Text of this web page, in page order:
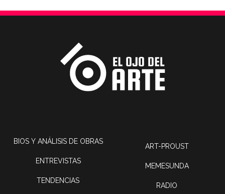
BIOS Y ANÁLISIS DE OBRAS
ENTREVISTAS
TENDENCIAS
ART-PROUST
MEMESUNDA
RADIO